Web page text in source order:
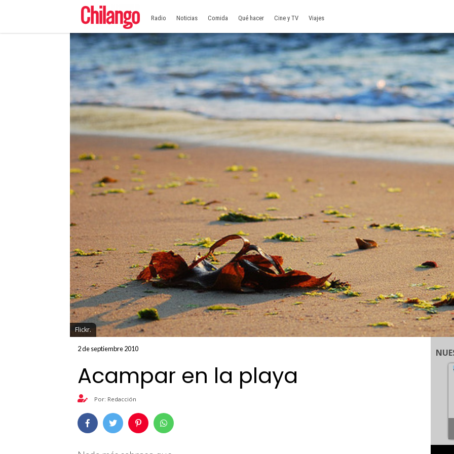
Radio Noticias Comida Qué hacer Cine y TV Viajes
Flickr.
2 de septiembre 2010
Acampar en la playa
Por: Redacción